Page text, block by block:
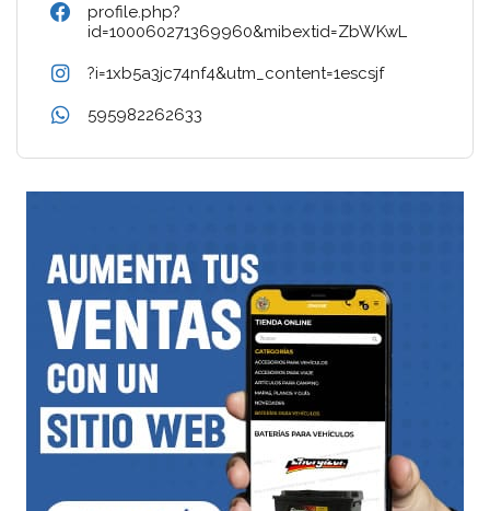
profile.php?
id=100060271369960&mibextid=ZbWKwL
?i=1xb5a3jc74nf4&utm_content=1escsjf
595982262633